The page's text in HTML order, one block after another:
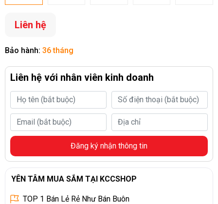
Liên hệ
Bảo hành: 36 tháng
Liên hệ với nhân viên kinh doanh
Đăng ký nhận thông tin
YÊN TÂM MUA SẮM TẠI KCCSHOP
TOP 1 Bán Lẻ Rẻ Như Bán Buôn